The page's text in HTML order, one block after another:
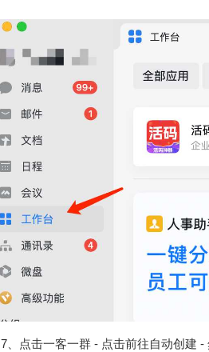
7、点击一客一群 - 点击前往自动创建